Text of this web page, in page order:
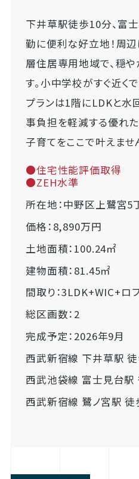
下井草駅徒歩10分、富
勤に便利な好立地！周
層住居専用地域で、穏
す。小中学校がすぐ近く
プランは1階にLDKと水
事負担を軽減する優れ
子育てをここで叶えませ
●住宅性能評価取得
●ZEH水準
所在地：中野区上鷺宮5
価格：8,890万円
土地面積：100.24㎡
建物面積：81.45㎡
間取り：3LDK+WIC+ロ
総区画数：2
完成予定：2026年9月
西武新宿線 下井草駅
西武池袋線 富士見台駅
西武新宿線 鷺ノ宮駅 徒